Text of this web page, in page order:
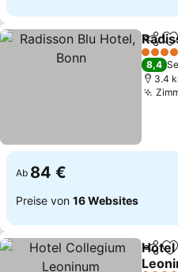
Teilen
4 Sterne
8,4
3.4
Ab 84 €
Preise von 16 Websites
Teilen
Hotel